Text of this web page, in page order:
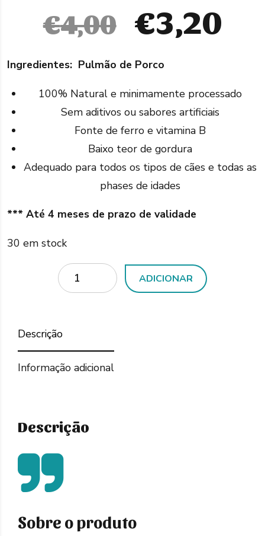
€4,00 O
preço
original
era:
€4,00.
€3,20
Ingredientes: Pulmão de Porco
100% Natural e minimamente processado
Sem aditivos ou sabores artificiais
Fonte de ferro e vitamina B
Baixo teor de gordura
Adequado para todos os tipos de cães e todas as
phases de idades
*** Até 4 meses de prazo de validade
30 em stock
Quantidade
ADICIONAR
Descrição
Informação adicional
Descrição
Sobre o produto